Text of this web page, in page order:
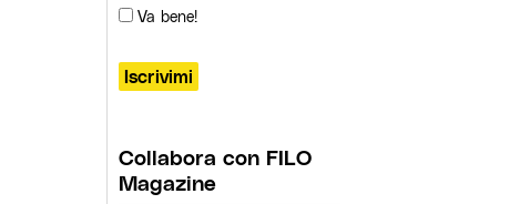
Va bene!
Collabora con FILO
Magazine